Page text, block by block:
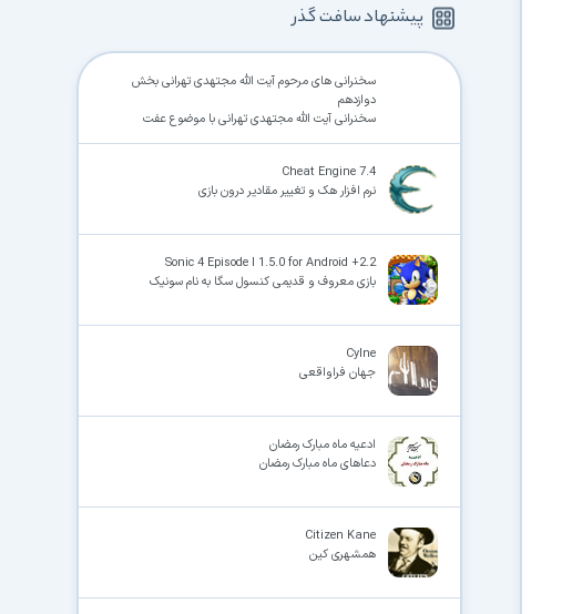
پیشنهاد سافت گذر
سخنرانی های مرحوم آیت الله مجتهدی تهرانی بخش
دوازدهم
سخنرانی آیت الله مجتهدی تهرانی با موضوع عفت
Cheat Engine 7.4
نرم افزار هک و تغییر مقادیر درون بازی
Sonic 4 Episode I 1.5.0 for Android +2.2
بازی معروف و قدیمی کنسول سگا به نام سونیک
Cylne
جهان فراواقعی
ادعیه ماه مبارک رمضان
دعاهای ماه مبارک رمضان
Citizen Kane
همشهری کین